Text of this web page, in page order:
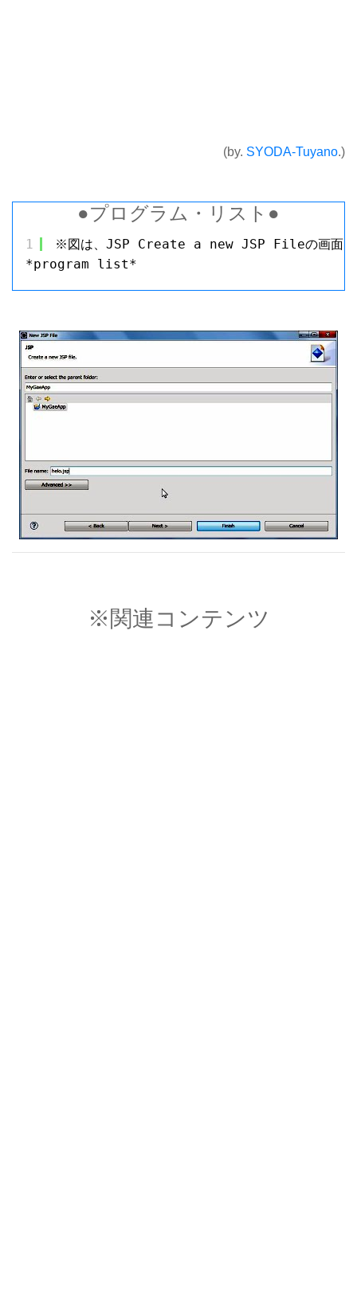
(by. SYODA-Tuyano.)
●プログラム・リスト●
*program list*
1 ※図は、JSP Create a new JSP Fileの画面。
※関連コンテンツ